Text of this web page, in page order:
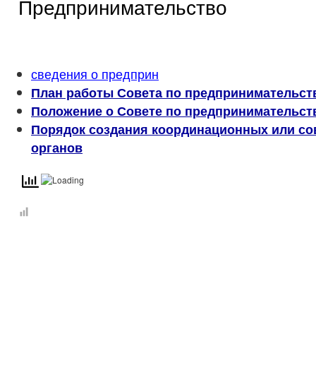
Предпринимательство
сведения о предприн
План работы Совета по
Положение о Совете по
Порядок создания координационных или
органов